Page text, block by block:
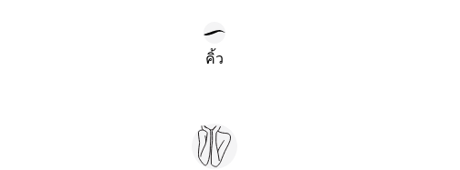
คิ้ว